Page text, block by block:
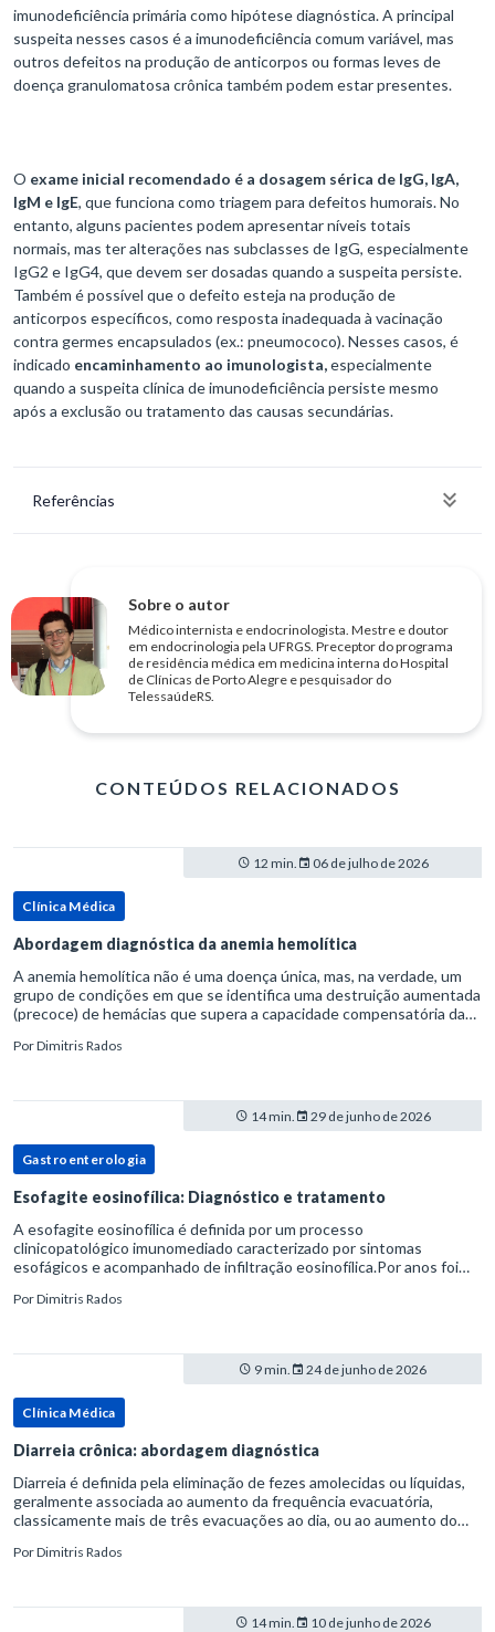
imunodeficiência primária como hipótese diagnóstica. A principal
suspeita nesses casos é a imunodeficiência comum variável, mas
outros defeitos na produção de anticorpos ou formas leves de
doença granulomatosa crônica também podem estar presentes.
O exame inicial recomendado é a dosagem sérica de IgG, IgA,
IgM e IgE, que funciona como triagem para defeitos humorais. No
entanto, alguns pacientes podem apresentar níveis totais
normais, mas ter alterações nas subclasses de IgG, especialmente
IgG2 e IgG4, que devem ser dosadas quando a suspeita persiste.
Também é possível que o defeito esteja na produção de
anticorpos específicos, como resposta inadequada à vacinação
contra germes encapsulados (ex.: pneumococo). Nesses casos, é
indicado encaminhamento ao imunologista,especialmente
quando a suspeita clínica de imunodeficiência persiste mesmo
após a exclusão ou tratamento das causas secundárias.
Referências
Sobre o autor
Médico internista e endocrinologista. Mestre e doutor
em endocrinologia pela UFRGS. Preceptor do programa
de residência médica em medicina interna do Hospital
de Clínicas de Porto Alegre e pesquisador do
TelessaúdeRS.
CONTEÚDOS RELACIONADOS
12 min. 06 de julho de 2026
Clínica Médica
Abordagem diagnóstica da anemia hemolítica
A anemia hemolítica não é uma doença única, mas, na verdade, um
grupo de condições em que se identifica uma destruição aumentada
(precoce) de hemácias que supera a capacidade compensatória da
PorDimitris Rados
14 min. 29 de junho de 2026
Gastroenterologia
Esofagite eosinofílica: Diagnóstico e tratamento
A esofagite eosinofílica é definida por um processo
clinicopatológico imunomediado caracterizado por sintomas
esofágicos e acompanhado de infiltração eosinofílica.Por anos foi
refluxo gastr
PorDimitris Rados
9 min. 24 de junho de 2026
Clínica Médica
Diarreia crônica: abordagem diagnóstica
Diarreia é definida pela eliminação de fezes amolecidas ou líquidas,
geralmente associada ao aumento da frequência evacuatória,
classicamente mais de três evacuações ao dia, ou ao aumento do
PorDimitris Rados
14 min. 10 de junho de 2026